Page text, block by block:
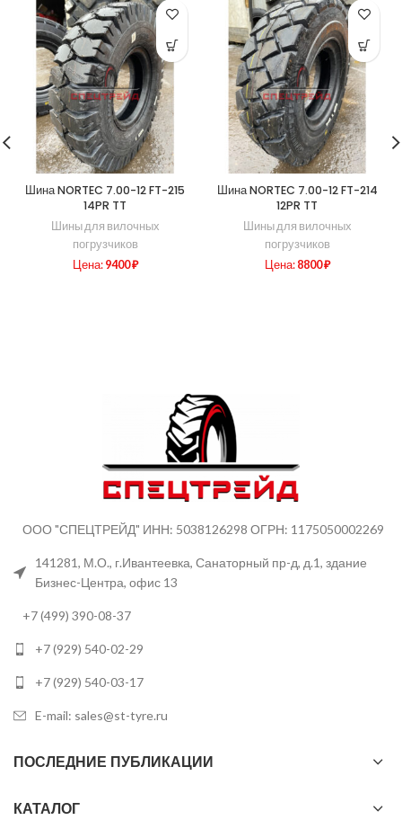
Шина NORTEC 7.00-12 FT-215
14PR TT
Шины для вилочных
погрузчиков
Цена: 9400₽
Шина NORTEC 7.00-12 FT-214
12PR TT
Шины для вилочных
погрузчиков
Цена: 8800₽
ООО "СПЕЦТРЕЙД" ИНН: 5038126298 ОГРН: 1175050002269
141281, М.О., г.Ивантеевка, Санаторный пр-д, д.1, здание
Бизнес-Центра, офис 13
+7 (499) 390-08-37
+7 (929) 540-02-29
+7 (929) 540-03-17
E-mail: sales@st-tyre.ru
ПОСЛЕДНИЕ ПУБЛИКАЦИИ
КАТАЛОГ